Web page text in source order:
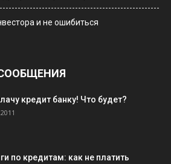
и не ошибиться
кредит банку! Что будет?
по кредитам: как не платить